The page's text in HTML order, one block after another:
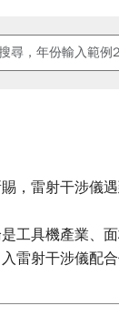
，雷射干涉儀
工具機產業、
雷射干涉儀配
力達到閉回授